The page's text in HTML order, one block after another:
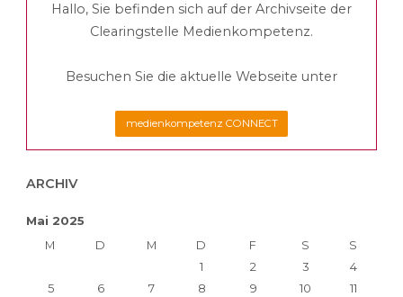
Hallo, Sie befinden sich auf der Archivseite der
Clearingstelle Medienkompetenz.
Besuchen Sie die aktuelle Webseite unter
medienkompetenz CONNECT
ARCHIV
Mai 2025
M
D M D F S
S
1
2 3
4
5
6 7 8 9 10
11